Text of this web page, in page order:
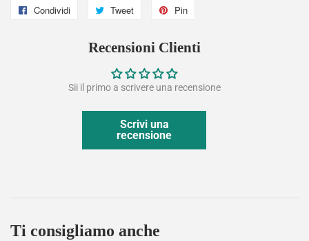
Condividi
Condividi
Facebook
Tweet
Twitta
Twitter
Pin
Pinterest
Recensioni Clienti
Sii il primo a scrivere una recensione
Scrivi una
recensione
Ti consigliamo anche